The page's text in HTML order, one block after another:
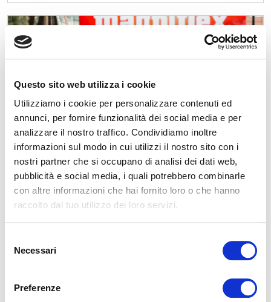
Questo sito web utilizza i cookie
Utilizziamo i cookie per personalizzare contenuti ed
annunci, per fornire funzionalità dei social media e per
analizzare il nostro traffico. Condividiamo inoltre
informazioni sul modo in cui utilizzi il nostro sito con i
nostri partner che si occupano di analisi dei dati web,
pubblicità e social media, i quali potrebbero combinarle
con altre informazioni che hai fornito loro o che hanno
raccolto dal tuo utilizzo dei loro servizi.
delNecessari
Preferenze
Magniflex République Tchèque présente le
nouveau MagniStretch® Sport 9 : une célébration
du sommeil, de l’innovation et du design italien
Le samedi 27 septembre, Magniflex République Tchèque a
organisé un événement exclusif à Libčice nad Vltavou pour
présenter le nouveau matelas MagniStr...
LIRE